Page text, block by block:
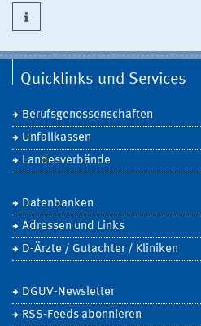
Quicklinks und Services
Berufsgenossenschaften
Unfallkassen
Landesverbände
Datenbanken
Adressen und Links
D-Ärzte / Gutachter / Kliniken
DGUV-Newsletter
RSS-Feeds abonnieren